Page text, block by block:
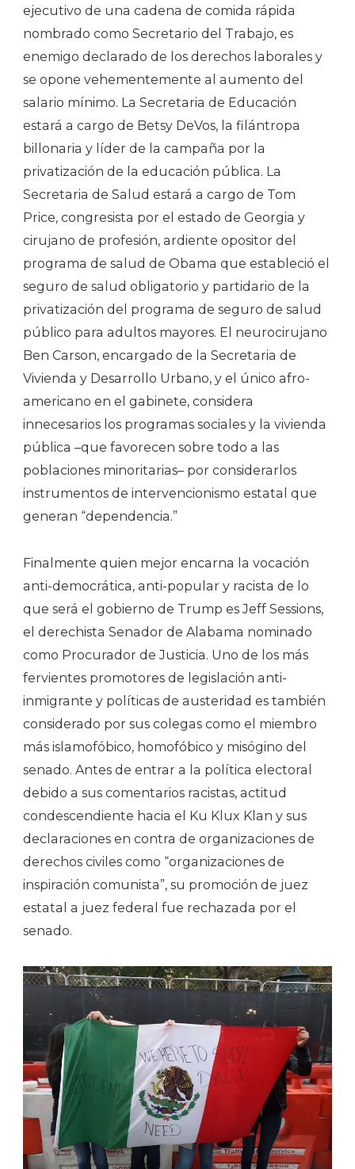
ejecutivo de una cadena de comida rápida
nombrado como Secretario del Trabajo, es
enemigo declarado de los derechos laborales y
se opone vehementemente al aumento del
salario mínimo. La Secretaria de Educación
estará a cargo de Betsy DeVos, la filántropa
billonaria y líder de la campaña por la
privatización de la educación pública. La
Secretaria de Salud estará a cargo de Tom
Price, congresista por el estado de Georgia y
cirujano de profesión, ardiente opositor del
programa de salud de Obama que estableció el
seguro de salud obligatorio y partidario de la
privatización del programa de seguro de salud
público para adultos mayores. El neurocirujano
Ben Carson, encargado de la Secretaria de
Vivienda y Desarrollo Urbano, y el único afro-
americano en el gabinete, considera
innecesarios los programas sociales y la vivienda
pública –que favorecen sobre todo a las
poblaciones minoritarias– por considerarlos
instrumentos de intervencionismo estatal que
generan “dependencia.”
Finalmente quien mejor encarna la vocación
anti-democrática, anti-popular y racista de lo
que será el gobierno de Trump es Jeff Sessions,
el derechista Senador de Alabama nominado
como Procurador de Justicia. Uno de los más
fervientes promotores de legislación anti-
inmigrante y políticas de austeridad es también
considerado por sus colegas como el miembro
más islamofóbico, homofóbico y misógino del
senado. Antes de entrar a la política electoral
debido a sus comentarios racistas, actitud
condescendiente hacia el Ku Klux Klan y sus
declaraciones en contra de organizaciones de
derechos civiles como “organizaciones de
inspiración comunista”, su promoción de juez
estatal a juez federal fue rechazada por el
senado.